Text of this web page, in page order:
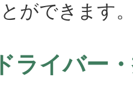
ができます
ライバー